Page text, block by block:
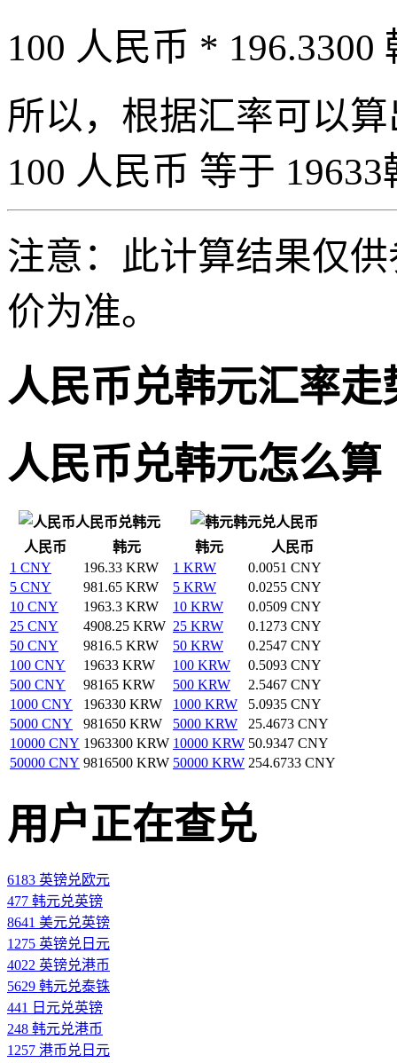
100 人民币 * 196.3300
所以，根据汇率可以
100 人民币 等于
注意：此计算结果仅
价为准。
人民币兑韩元汇率走
人民币兑韩元怎么算
人民币兑韩元
韩元兑人民币
人民币
韩元 韩元
人民币
1 CNY
196.33 KRW 1 KRW
0.0051 CNY
5 CNY
981.65 KRW 5 KRW
0.0255 CNY
10 CNY
1963.3 KRW 10 KRW
0.0509 CNY
25 CNY
4908.25 KRW 25 KRW
0.1273 CNY
50 CNY
9816.5 KRW 50 KRW
0.2547 CNY
100 CNY
19633 KRW 100 KRW
0.5093 CNY
500 CNY
98165 KRW 500 KRW
2.5467 CNY
1000 CNY
196330 KRW 1000 KRW
5.0935 CNY
5000 CNY
981650 KRW 5000 KRW
25.4673 CNY
10000 CNY 1963300 KRW 10000 KRW 50.9347 CNY
50000 CNY 9816500 KRW 50000 KRW 254.6733 CNY
用户正在查兑
6183 英镑兑欧元
477 韩元兑英镑
8641 美元兑英镑
1275 英镑兑日元
4022 英镑兑港币
5629 韩元兑泰铢
441 日元兑英镑
248 韩元兑港币
1257 港币兑日元